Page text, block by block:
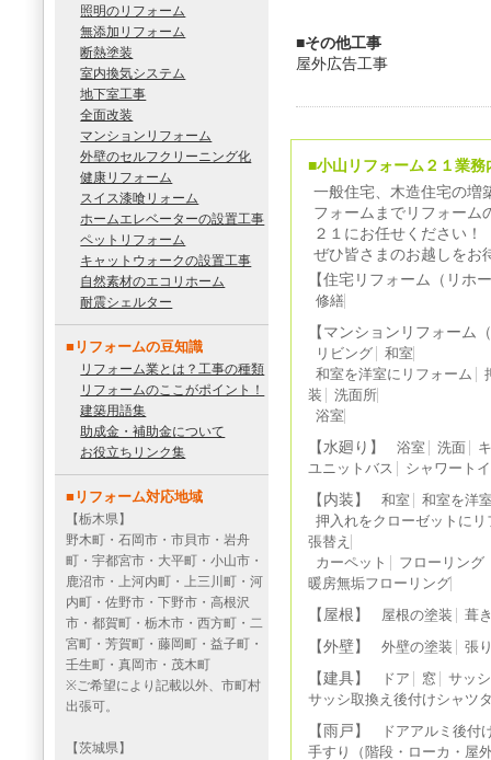
照明のリフォーム
無添加リフォーム
断熱塗装
室内換気システム
地下室工事
全面改装
マンションリフォーム
外壁のセルフクリーニング化
健康リフォーム
スイス漆喰リォーム
ホームエレベーターの設置工事
ペットリフォーム
キャットウォークの設置工事
自然素材のエコリホーム
耐震シェルター
■リフォームの豆知識
リフォーム業とは？工事の種類
リフォームのここがポイント！
建築用語集
助成金・補助金について
お役立ちリンク集
■リフォーム対応地域
【栃木県】
野木町・石岡市・市貝市・岩舟
町・宇都宮市・大平町・小山市・
鹿沼市・上河内町・上三川町・河
内町・佐野市・下野市・高根沢
市・都賀町・栃木市・西方町・二
宮町・芳賀町・藤岡町・益子町・
壬生町・真岡市・茂木町
※ご希望により記載以外、市町村
出張可。
【茨城県】
■その他工事
屋外広告工事
■小山リフォーム２１業務
一般住宅、木造住宅の増
フォームまでリフォーム
２１にお任せください！
ぜひ皆さまのお越しをお
【住宅リフォーム（リホ
修繕
【マンションリフォーム
リビング
和室
和室を洋室にリフォーム
装
洗面所
浴室
【水廻り】 浴室 洗面
ユニットバス
シャワート
【内装】 和室
和室を洋
押入れをクローゼットに
張替え
カーペット
フローリング
暖房無垢フローリング
【屋根】 屋根の塗装 葺
【外壁】 外壁の塗装 張
【建具】 ドア 窓
サッ
サッシ取換え後付けシャツ
【雨戸】
ドアアルミ後付
手すり（階段・ローカ・屋